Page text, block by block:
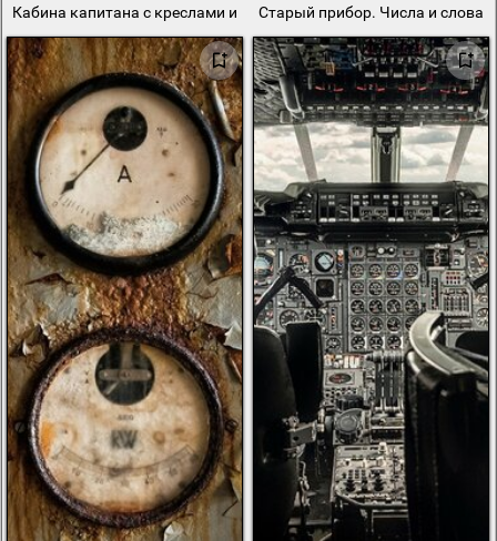
Кабина капитана с креслами и приборамиСтарый прибор. Числа и слова